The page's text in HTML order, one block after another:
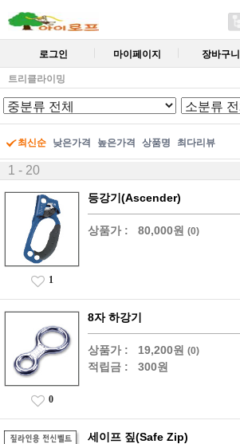
로그인 마이페이지 장바구니
트리클라이밍
최신순 낮은가격 높은가격 상품명 최다리뷰
1 - 20
등강기(Ascender)
상품가 : 80,000원 (0)
1
8자 하강기
상품가 : 19,200원 (0)
적립금 : 300원
0
세이프 짚(Safe Zip)